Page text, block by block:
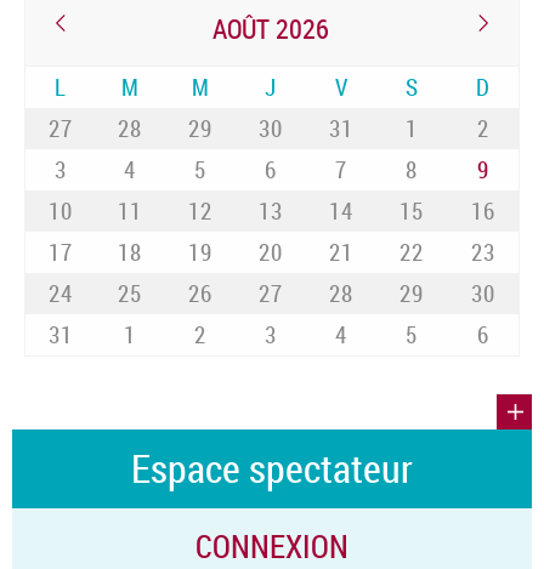
AOÛT 2026
L M M J V S
D
27
28 29 30 31 1
2
3
4 5 6 7 8
9
10
11 12 13 14 15
16
17
18 19 20 21 22
23
24
25 26 27 28 29
30
31
1 2 3 4 5 6
Espace spectateur
CONNEXION